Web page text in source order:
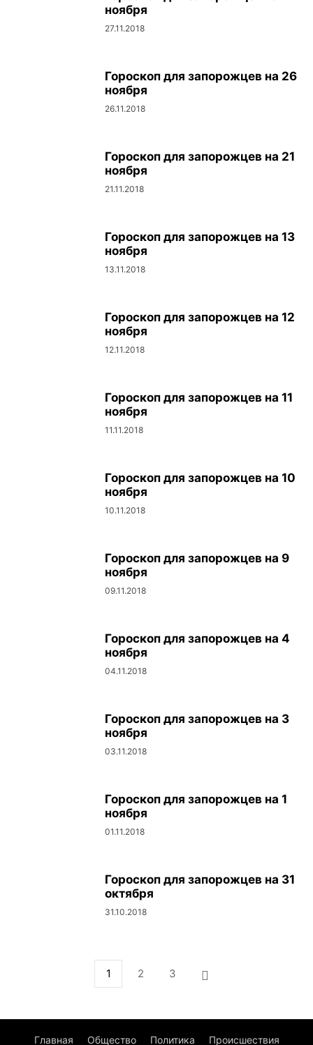
ноября
27.11.2018
Гороскоп для запорожцев на 26
ноября
26.11.2018
Гороскоп для запорожцев на 21
ноября
21.11.2018
Гороскоп для запорожцев на 13
ноября
13.11.2018
Гороскоп для запорожцев на 12
ноября
12.11.2018
Гороскоп для запорожцев на 11
ноября
11.11.2018
Гороскоп для запорожцев на 10
ноября
10.11.2018
Гороскоп для запорожцев на 9
ноября
09.11.2018
Гороскоп для запорожцев на 4
ноября
04.11.2018
Гороскоп для запорожцев на 3
ноября
03.11.2018
Гороскоп для запорожцев на 1
ноября
01.11.2018
Гороскоп для запорожцев на 31
октября
31.10.2018
1 2 3
Главная Общество Политика Происшествия